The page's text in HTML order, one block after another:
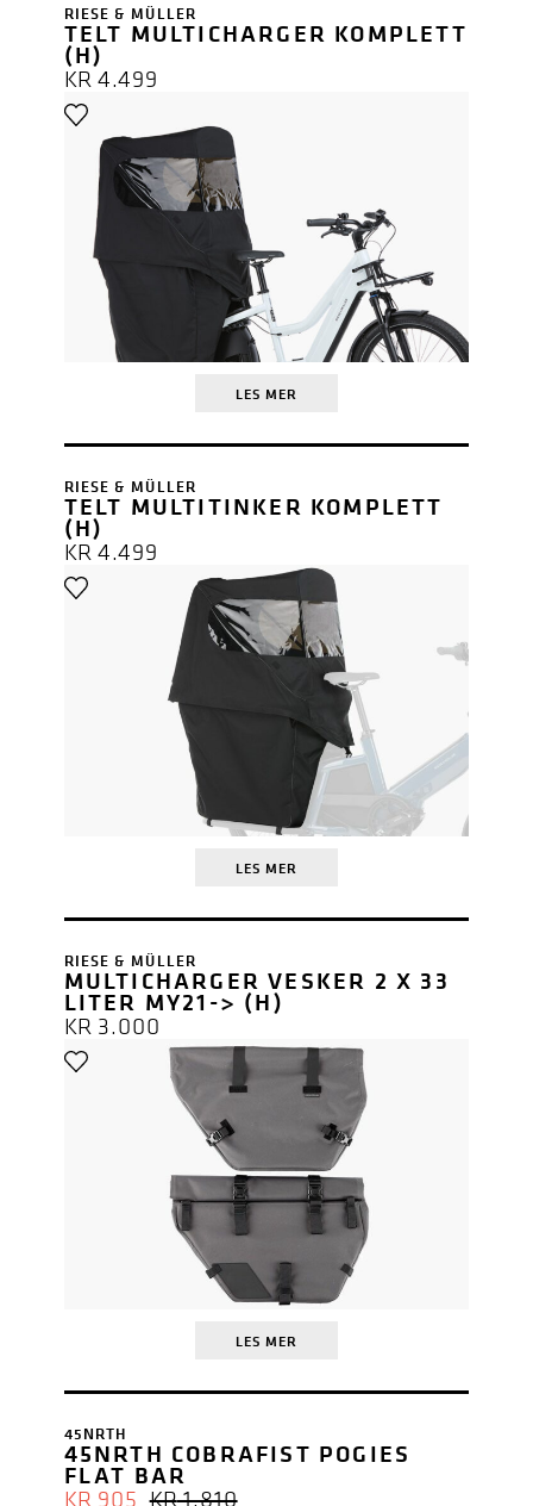
RIESE & MÜLLER
TELT MULTICHARGER KOMPLETT
(H)
KR4.499
LES MER
RIESE & MÜLLER
TELT MULTITINKER KOMPLETT
(H)
KR4.499
LES MER
RIESE & MÜLLER
MULTICHARGER VESKER 2 X 33
LITER MY21-> (H)
KR 3.000
LES MER
45NRTH
45NRTH COBRAFIST POGIES
FLAT BAR
KR1.810OPPRINNELIG
KR905
NÅVÆRENDE